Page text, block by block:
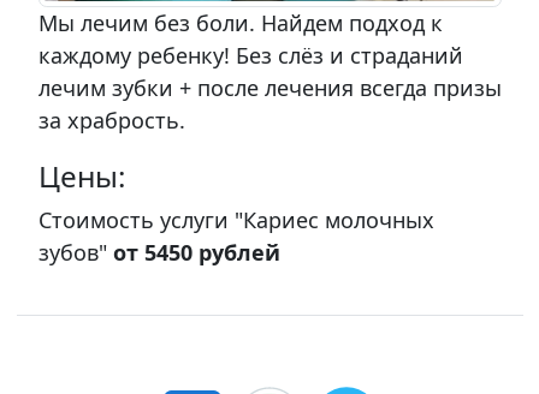
Мы лечим без боли. Найдем подход к
каждому ребенку! Без слёз и страданий
лечим зубки + после лечения всегда призы
за храбрость.
Цены:
Стоимость услуги "Кариес молочных
зубов" от 5450 рублей